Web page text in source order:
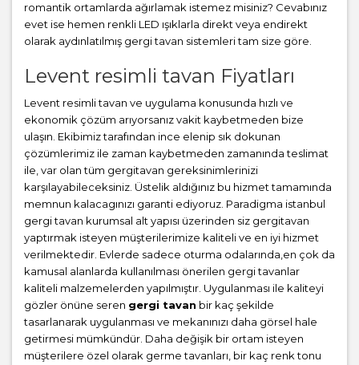
romantik ortamlarda ağırlamak istemez misiniz? Cevabınız
evet ise hemen renkli LED ışıklarla direkt veya endirekt
olarak aydınlatılmış gergi tavan sistemleri tam size göre.
Levent resimli tavan Fiyatları
Levent resimli tavan ve uygulama konusunda hızlı ve
ekonomik çözüm arıyorsanız vakit kaybetmeden bize
ulaşın. Ekibimiz tarafından ince elenip sık dokunan
çözümlerimiz ile zaman kaybetmeden zamanında teslimat
ile, var olan tüm gergitavan gereksinimlerinizi
karşılayabileceksiniz. Üstelik aldığınız bu hizmet tamamında
memnun kalacagınızı garanti ediyoruz. Paradigma istanbul
gergi tavan kurumsal alt yapısı üzerinden siz gergitavan
yaptırmak isteyen müşterilerimize kaliteli ve en iyi hizmet
verilmektedir. Evlerde sadece oturma odalarında,en çok da
kamusal alanlarda kullanılması önerilen gergi tavanlar
kaliteli malzemelerden yapılmıştır. Uygulanması ile kaliteyi
gözler önüne seren gergi tavan bir kaç şekilde
tasarlanarak uygulanması ve mekanınızı daha görsel hale
getirmesi mümkündür. Daha değişik bir ortam isteyen
müşterilere özel olarak germe tavanları, bir kaç renk tonu